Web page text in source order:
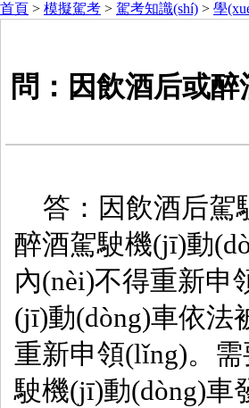
首頁 > 模擬駕考 > 駕考知識(shí) > 學
問：因飲酒后或
答：因飲酒后駕
醉酒駕駛機(jī)動
內(nèi)不得重新申
(jī)動(dòng)車依法
重新申領(lǐng)。需
駛機(jī)動(dòng)車